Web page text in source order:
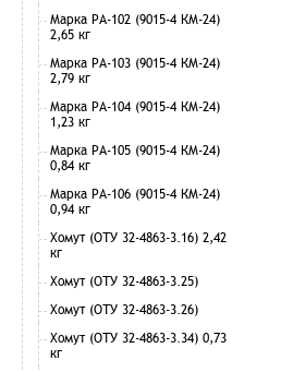
Марка РА-102 (9015-4 КМ-24)
2,65 кг
Марка РА-103 (9015-4 КМ-24)
2,79 кг
Марка РА-104 (9015-4 КМ-24)
1,23 кг
Марка РА-105 (9015-4 КМ-24)
0,84 кг
Марка РА-106 (9015-4 КМ-24)
0,94 кг
Хомут (ОТУ 32-4863-3.16) 2,42
кг
Хомут (ОТУ 32-4863-3.25)
Хомут (ОТУ 32-4863-3.26)
Хомут (ОТУ 32-4863-3.34) 0,73
кг